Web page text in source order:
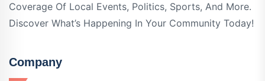
Coverage Of Local Events, Politics, Sports, And More.
Discover What’s Happening In Your Community Today!
Company